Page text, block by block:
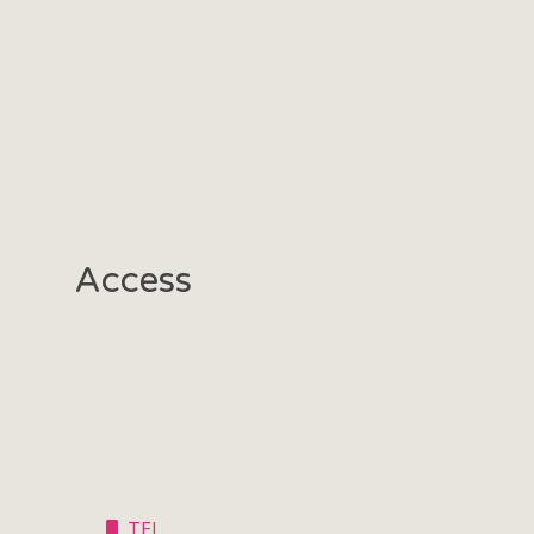
Access